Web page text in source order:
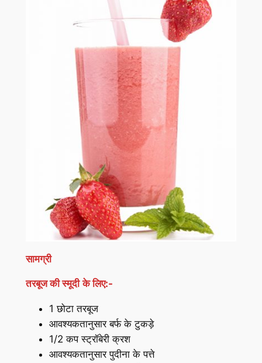
सामग्री
तरबूज की स्मूदी के लिए:-
1 छोटा तरबूज
आवश्यकतानुसार बर्फ के टुकड़े
1/2 कप स्ट्रॉबेरी क्रश
आवश्यकतानुसार पुदीना के पत्ते